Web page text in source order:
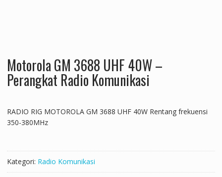
Motorola GM 3688 UHF 40W –
Perangkat Radio Komunikasi
RADIO RIG MOTOROLA GM 3688 UHF 40W Rentang frekuensi
350-380MHz
Kategori: Radio Komunikasi